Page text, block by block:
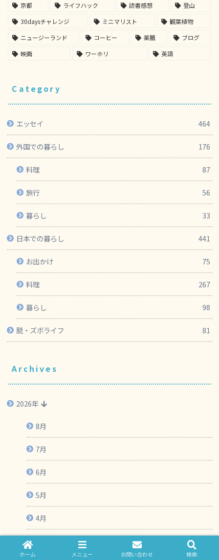
京都
ライフハック 読書感想
登山
30daysチャレンジ
ミニマリスト
観葉植物
ニュージーランド
コーヒー 薬膳
ブログ
映画
ワーホリ 英語
Category
エッセイ 464
外国での暮らし 176
料理 87
旅行 56
暮らし 33
日本での暮らし 441
お出かけ 75
料理 267
暮らし 98
脱・ズボライフ 81
Archives
2026年
8月
7月
6月
5月
4月
ホーム メニュー お問い合わせ 検索